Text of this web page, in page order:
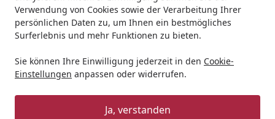
Verwendung von Cookies sowie der Verarbeitung Ihrer
persönlichen Daten zu, um Ihnen ein bestmögliches
Surferlebnis und mehr Funktionen zu bieten.
Sie können Ihre Einwilligung jederzeit in den Cookie-
Einstellungen anpassen oder widerrufen.
Ja, verstanden
4 × 3 m, olivgrün